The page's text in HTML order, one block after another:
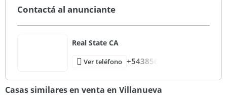
Contactá al anunciante
Real State CA
Ver teléfono +543856
Casas similares en venta en Villanueva